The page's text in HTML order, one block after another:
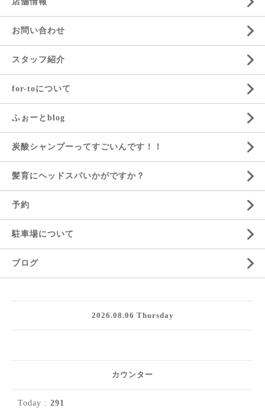
お問い合わせ
スタッフ紹介
for-toについて
ふぉーとblog
炭酸シャンプーってすごいんです！！
髪育にヘッドスパいかがですか？
予約
駐車場について
ブログ
2026.08.06 Thursday
カウンター
Today : 291